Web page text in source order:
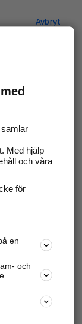
Avbryt
mot
Logga in
Med hjälp
och våra
för
en
och